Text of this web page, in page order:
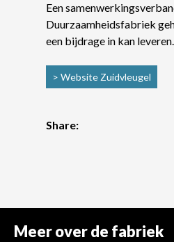
Een
Duurzaamheidsfabriek
een bijdrage in kan leveren.
> Website Zuidvleugel
Share:
Meer over de fabriek